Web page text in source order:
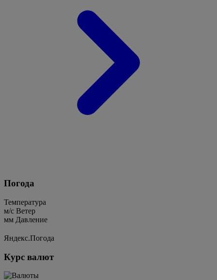
Погода
Температура
м/c Ветер
мм Давление
Яндекс.Погода
Курс валют